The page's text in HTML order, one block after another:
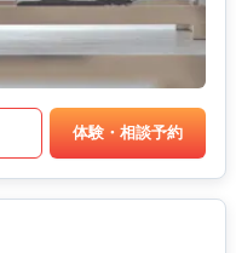
体験・相談予約